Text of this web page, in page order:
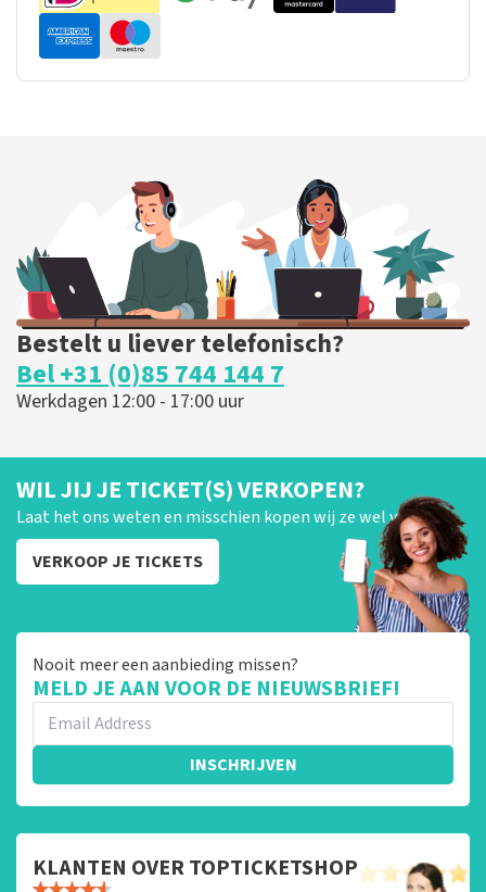
Bestelt u liever telefonisch?
Bel +31 (0)85 744 144 7
Werkdagen 12:00 - 17:00 uur
WIL JIJ JE TICKET(S) VERKOPEN?
Laat het ons weten en misschien kopen wij ze wel van je!
VERKOOP JE TICKETS
Nooit meer een aanbieding missen?
MELD JE AAN VOOR DE NIEUWSBRIEF!
INSCHRIJVEN
KLANTEN OVER TOPTICKETSHOP